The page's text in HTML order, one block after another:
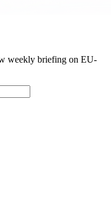
weekly briefing on EU-